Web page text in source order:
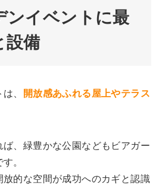
ンイベントに最
設備
、 開放感あふれる屋上やテラス
、緑豊かな公園などもビアガー
。
的な空間が成功へのカギと認識